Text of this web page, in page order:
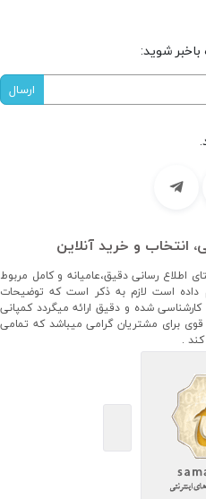
شوید:
انتخاب و خرید آنلاین
اطلاع رسانی دقیق،عامیانه و کامل مربوط
داده است لازم به ذکر است که توضیحات
شده و دقیق ارائه میگردد کمپانی
برای مشتریان گرامی میباشد که تمامی
.